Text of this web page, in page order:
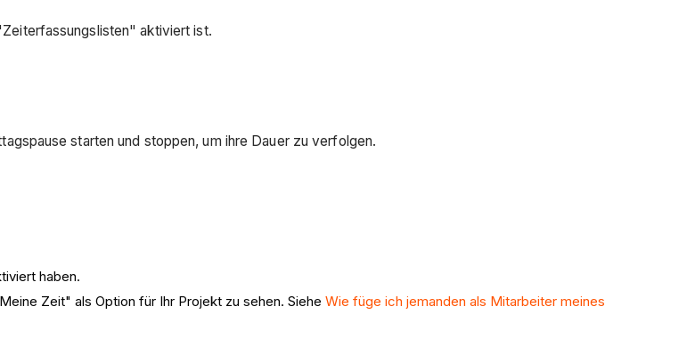
aktiviert ist.
starten und stoppen, um ihre Dauer zu verfolgen.
haben.
Zeit" als Option für Ihr Projekt zu sehen. Siehe Wie füge ich jemanden als Mitarbeiter meines